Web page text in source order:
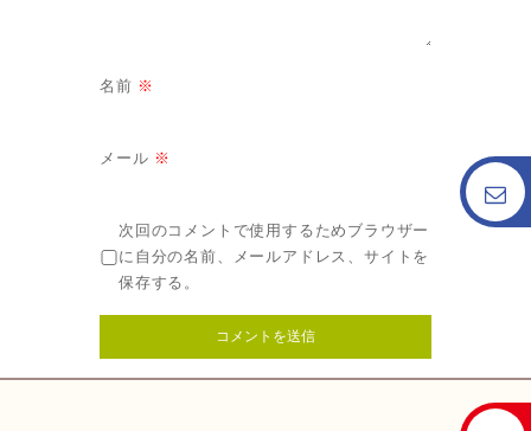
名前 ※
メール ※
次回のコメントで使用するためブラウザー
に自分の名前、メールアドレス、サイトを
保存する。